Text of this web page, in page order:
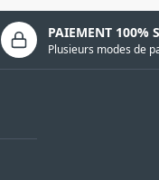
PAIEMENT 100%
Plusieurs modes de